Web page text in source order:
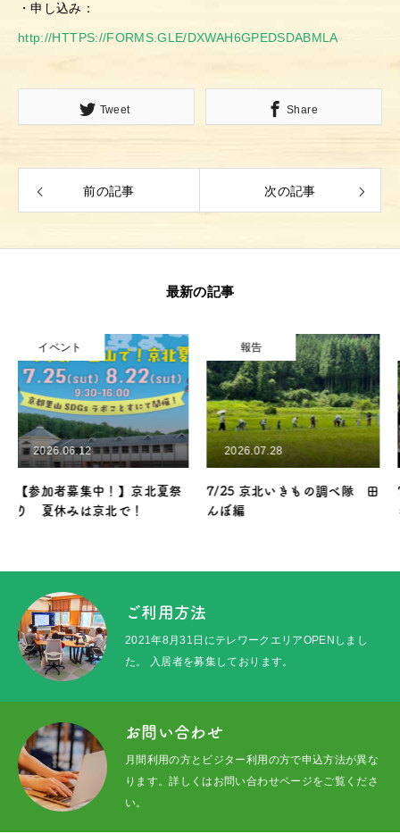
トップ
イベント&最新情報
ご利用方法
施設ガイド
メッセージ
アクセス
京北100選
・申し込み：
http://HTTPS://FORMS.GLE/DXWAH6GPEDSDABMLA
Tweet Share
前の記事 次の記事
最新の記事
夏祭
報告
7/25 京北いきもの調べ隊 田
んぼ編
2026.07.28
イベント
7月_京北農業体験＆エ
キング_ベトナム料理＆
2026.07.27
ご利用方法
2021年8月31日にテレワークエリアOPENしまし
た。 入居者を募集しております。
お問い合わせ
月間利用の方とビジター利用の方で申込方法が異な
ります。詳しくはお問い合わせページをご覧くださ
い。